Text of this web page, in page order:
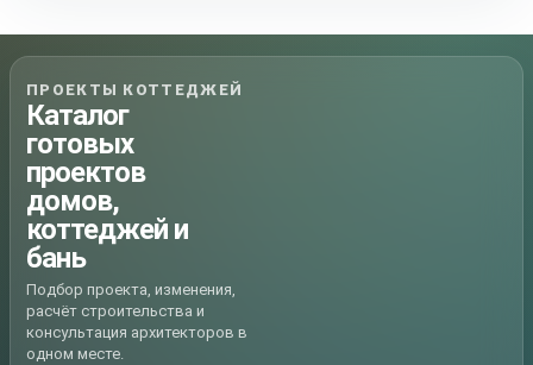
ПРОЕКТЫ КОТТЕДЖЕЙ
Каталог
готовых
проектов
домов,
коттеджей и
бань
Подбор проекта, изменения,
расчёт строительства и
консультация архитекторов в
одном месте.